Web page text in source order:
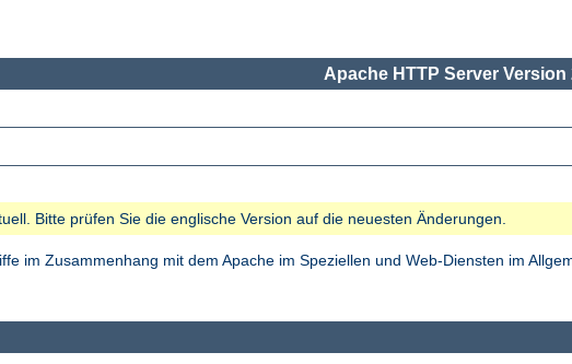
Apache HTTP Server Version
Bitte prüfen Sie die englische Version auf die neuesten Änderungen.
im Zusammenhang mit dem Apache im Speziellen und Web-Diensten im